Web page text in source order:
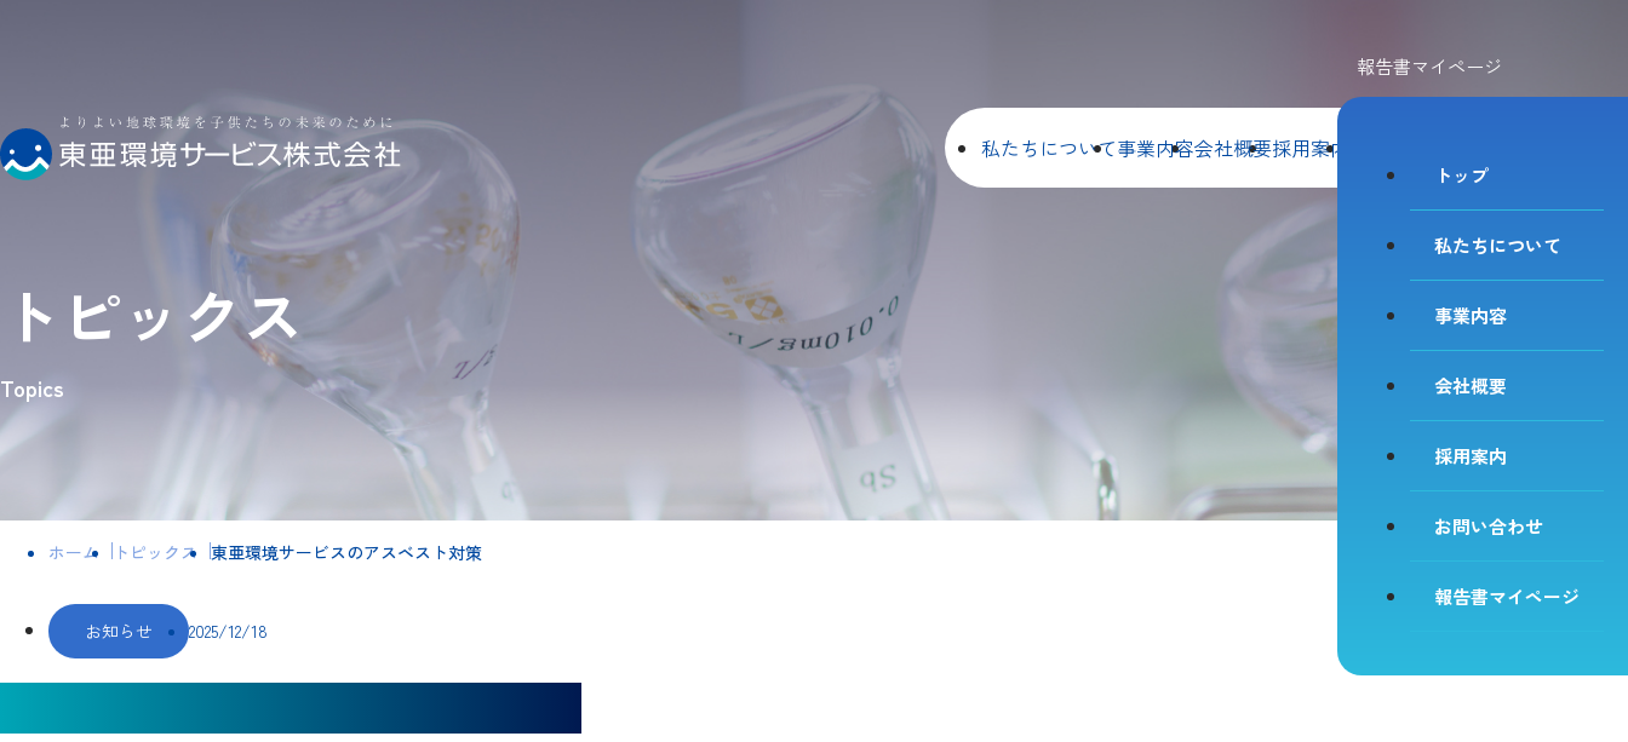
私たちについて事業内容会社概要採用案内
トップ
私たちについて
事業内容
会社概要
採用案内
お問い合わせ
報告書マイページ
報告書マイページ
トピックス
Topics
ホーム トピックス 東亜環境サービスのアスベスト対策
お知らせ 2025/12/18